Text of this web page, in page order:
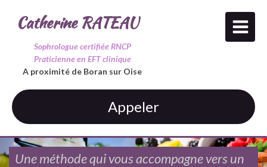
Catherine RATEAU
Sophrologue certifiée RNCP
Praticienne en EFT clinique
A proximité de Boran sur Oise
Appeler
Une méthode qui vous accompagne vers un